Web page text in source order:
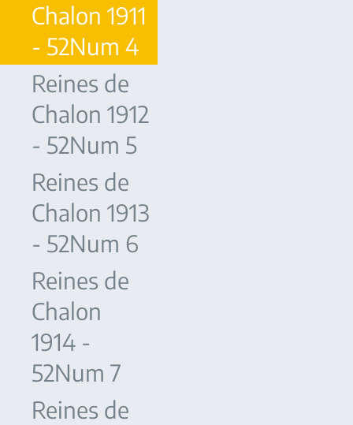
Chalon 1911
- 52Num 4
Reines de
Chalon 1912
- 52Num 5
Reines de
Chalon 1913
- 52Num 6
Reines de
Chalon
1914 -
52Num 7
Reines de